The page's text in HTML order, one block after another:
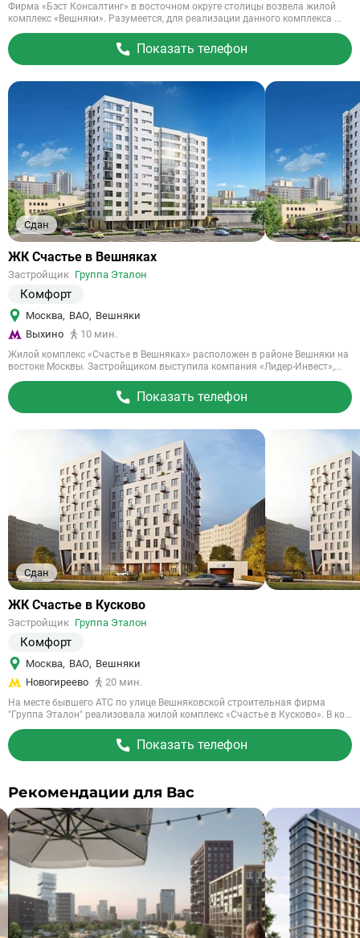
Фирма «Бэст Консалтинг» в восточном округе столицы возвела жилой
комплекс «Вешняки». Разумеется, для реализации данного комплекса ...
Показать телефон
Сдан
Ссылка
объект
ЖК Счастье в Вешняках
Застройщик Группа Эталон
Комфорт
Москва, ВАО, Вешняки
Выхино
10 мин.
Жилой комплекс «Счастье в Вешняках» расположен в районе Вешняки на
востоке Москвы. Застройщиком выступила компания «Лидер-Инвест»,...
Показать телефон
Сдан
Ссылка
объект
ЖК Счастье в Кусково
Застройщик Группа Эталон
Комфорт
Москва, ВАО, Вешняки
Новогиреево
20 мин.
На месте бывшего АТС по улице Вешняковской строительная фирма
"Группа Эталон" реализовала жилой комплекс «Счастье в Кусково». В ко...
Показать телефон
Рекомендации для Вас